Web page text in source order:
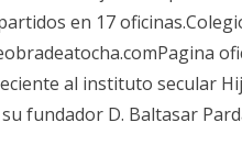
en 17
al instituto secular
fundador D. Baltasar